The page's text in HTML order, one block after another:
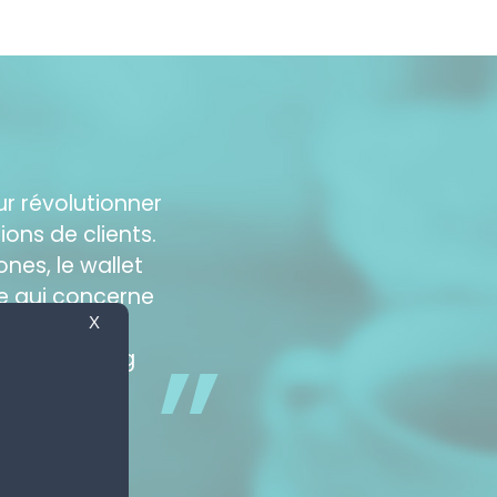
révolutionner
de clients.
le wallet
qui concerne
de nos
shopping
”
X